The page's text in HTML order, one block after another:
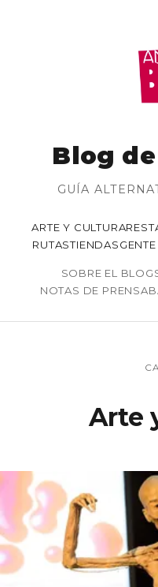
Blog
GUÍA
ARTE Y CULTURA
RUTASTIENDAS
SOBRE EL BLOG
NOTAS DE PRENSA
Arte